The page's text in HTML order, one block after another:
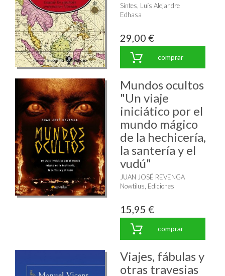
Sintes, Luís Alejandre
Edhasa
29,00 €
comprar
Mundos ocultos
"Un viaje
iniciático por el
mundo mágico
de la hechicería,
la santería y el
vudú"
JUAN JOSÉ REVENGA
Nowtilus, Ediciones
15,95 €
comprar
Viajes, fábulas y
otras travesias